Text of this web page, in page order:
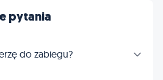
pytania
do zabiegu?